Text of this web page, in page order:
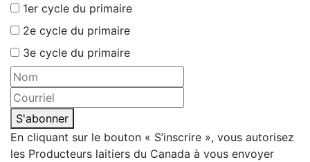
1er cycle du primaire
2e cycle du primaire
3e cycle du primaire
S'abonner
En cliquant sur le bouton « S’inscrire », vous autorisez
les Producteurs laitiers du Canada à vous envoyer